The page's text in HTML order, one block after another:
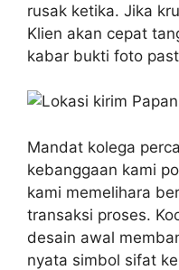
rusak ketika. Jika
Klien akan cepat
kabar bukti foto
Mandat kolega
kebanggaan kami
kami memelihara
transaksi proses.
desain awal
nyata simbol sifat